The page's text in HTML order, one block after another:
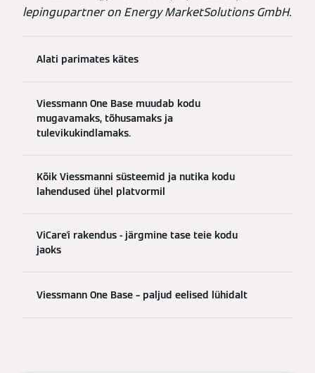
lepingupartner on Energy MarketSolutions GmbH.
Alati parimates kätes
Viessmann One Base muudab kodu
mugavamaks, tõhusamaks ja
tulevikukindlamaks.
Kõik Viessmanni süsteemid ja nutika kodu
lahendused ühel platvormil
ViCare'i rakendus - järgmine tase teie kodu
jaoks
Viessmann One Base – paljud eelised lühidalt